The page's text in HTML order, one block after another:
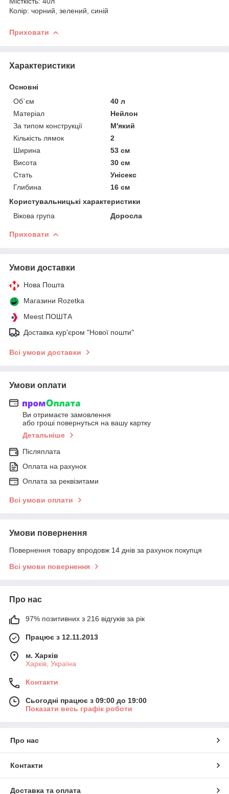
Колір: чорний, зелений, синій
Приховати
Характеристики
Основні
Об`єм
40 л
Матеріал
Нейлон
За типом конструкції
М'який
Кількість лямок
2
Ширина
53 см
Висота
30 см
Стать
Унісекс
Глибина
16 см
Користувальницькі характеристики
Вікова група
Доросла
Приховати
Умови доставки
Нова Пошта
Магазини Rozetka
Meest ПОШТА
Доставка кур'єром "Нової пошти"
Всі умови доставки
Умови оплати
Ви отримаєте замовлення
або гроші повернуться на вашу картку
Детальніше
Післяплата
Оплата на рахунок
Оплата за реквізитами
Всі умови оплати
Умови повернення
Повернення товару впродовж 14 днів за рахунок покупця
Всі умови повернення
Про нас
97% позитивних з 216 відгуків за рік
Працює з 12.11.2013
м. Харків
Харків, Україна
Контакти
Сьогодні працює з 09:00 до 19:00
Показати весь графік роботи
Про нас
Контакти
Доставка та оплата